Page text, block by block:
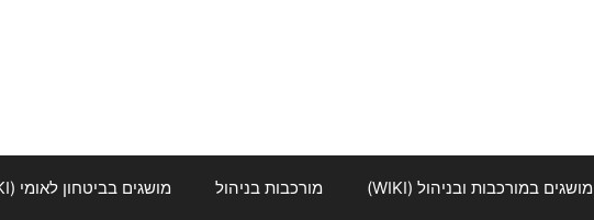
מושגים במורכבות ובניהול (WIKI) מורכבות בניהול מושגים בביטחון לאומי (WIKI)